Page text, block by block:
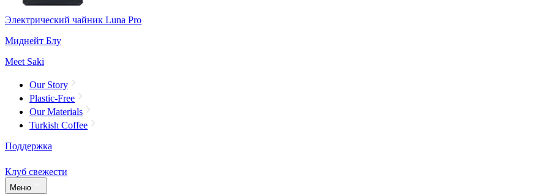
Электрический чайник Luna Pro
Миднейт Блу
Meet Saki
Our Story
Plastic-Free
Our Materials
Turkish Coffee
Поддержка
Клуб свежести
Меню